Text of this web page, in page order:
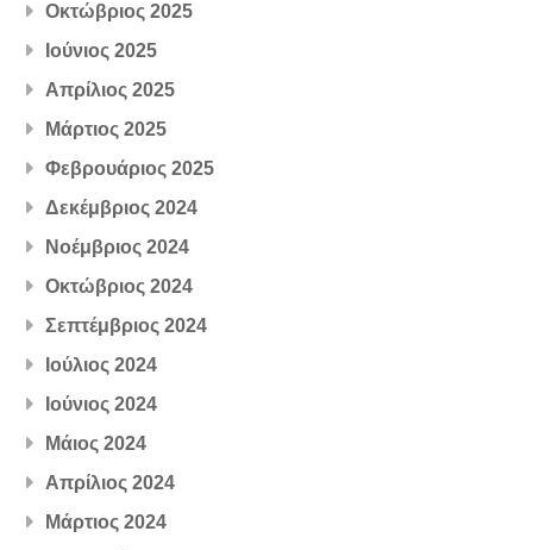
Οκτώβριος 2025
Ιούνιος 2025
Απρίλιος 2025
Μάρτιος 2025
Φεβρουάριος 2025
Δεκέμβριος 2024
Νοέμβριος 2024
Οκτώβριος 2024
Σεπτέμβριος 2024
Ιούλιος 2024
Ιούνιος 2024
Μάιος 2024
Απρίλιος 2024
Μάρτιος 2024